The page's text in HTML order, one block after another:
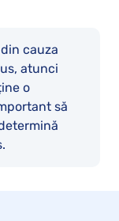
cauza
atunci
o
să